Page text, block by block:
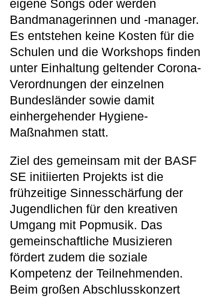
eigene Songs oder werden
Bandmanagerinnen und -manager.
Es entstehen keine Kosten für die
Schulen und die Workshops finden
unter Einhaltung geltender Corona-
Verordnungen der einzelnen
Bundesländer sowie damit
einhergehender Hygiene-
Maßnahmen statt.
Ziel des gemeinsam mit der BASF
SE initiierten Projekts ist die
frühzeitige Sinnesschärfung der
Jugendlichen für den kreativen
Umgang mit Popmusik. Das
gemeinschaftliche Musizieren
fördert zudem die soziale
Kompetenz der Teilnehmenden.
Beim großen Abschlusskonzert